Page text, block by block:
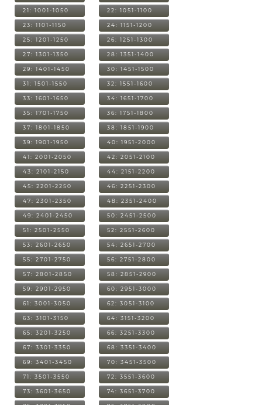
21: 1001-1050 22: 1051-1100
23: 1101-1150 24: 1151-1200
25: 1201-1250 26: 1251-1300
27: 1301-1350 28: 1351-1400
29: 1401-1450 30: 1451-1500
31: 1501-1550 32: 1551-1600
33: 1601-1650 34: 1651-1700
35: 1701-1750 36: 1751-1800
37: 1801-1850 38: 1851-1900
39: 1901-1950 40: 1951-2000
41: 2001-2050 42: 2051-2100
43: 2101-2150 44: 2151-2200
45: 2201-2250 46: 2251-2300
47: 2301-2350 48: 2351-2400
49: 2401-2450 50: 2451-2500
51: 2501-2550 52: 2551-2600
53: 2601-2650 54: 2651-2700
55: 2701-2750 56: 2751-2800
57: 2801-2850 58: 2851-2900
59: 2901-2950 60: 2951-3000
61: 3001-3050 62: 3051-3100
63: 3101-3150 64: 3151-3200
65: 3201-3250 66: 3251-3300
67: 3301-3350 68: 3351-3400
69: 3401-3450 70: 3451-3500
71: 3501-3550 72: 3551-3600
73: 3601-3650 74: 3651-3700